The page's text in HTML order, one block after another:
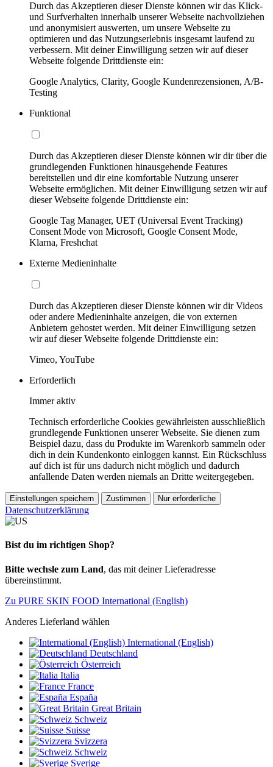
Durch das Akzeptieren dieser Dienste können wir das Klick-
und Surfverhalten innerhalb unserer Webseite nachvollziehen
und anonymisiert auswerten, um unsere Webseite zu
optimieren und das Nutzungserlebnis insgesamt laufend zu
verbessern. Mit deiner Einwilligung setzen wir auf dieser
Webseite folgende Drittdienste ein:
Google Analytics, Clarity, Google Kundenrezensionen, A/B-
Testing
Funktional
Durch das Akzeptieren dieser Dienste können wir dir über die
grundlegenden Funktionen hinausgehende Features
bereitstellen und dir eine komfortable Nutzung unserer
Webseite ermöglichen. Mit deiner Einwilligung setzen wir auf
dieser Webseite folgende Drittdienste ein:
Google Tag Manager, UET (Universal Event Tracking)
Consent Mode von Microsoft, Google Consent Mode,
Klarna, Freshchat
Externe Medieninhalte
Durch das Akzeptieren dieser Dienste können wir dir Videos
oder andere Medieninhalte anzeigen, die von externen
Anbietern gehostet werden. Mit deiner Einwilligung setzen
wir auf dieser Webseite folgende Drittdienste ein:
Vimeo, YouTube
Erforderlich
Immer aktiv
Technisch erforderliche Cookies gewährleisten ausschließlich
grundlegende Funktionen unserer Webseite. Sie dienen zum
Beispiel dazu, dass du Produkte im Warenkorb sammeln oder
dich in dein Kundenkonto einloggen kannst. Ein Rückschluss
auf dich ist für uns dadurch nicht möglich und dadurch
anfallende Daten werden niemals an Dritte weitergegeben.
Einstellungen speichern Zustimmen Nur erforderliche
Datenschutzerklärung
Bist du im richtigen Shop?
Bitte wechsle zum Land, das mit deiner Lieferadresse
übereinstimmt.
Zu PURE SKIN FOOD International (English)
Anderes Lieferland wählen
International (English)
Deutschland
Österreich
Italia
France
España
Great Britain
Schweiz
Suisse
Svizzera
Schweiz
Sverige